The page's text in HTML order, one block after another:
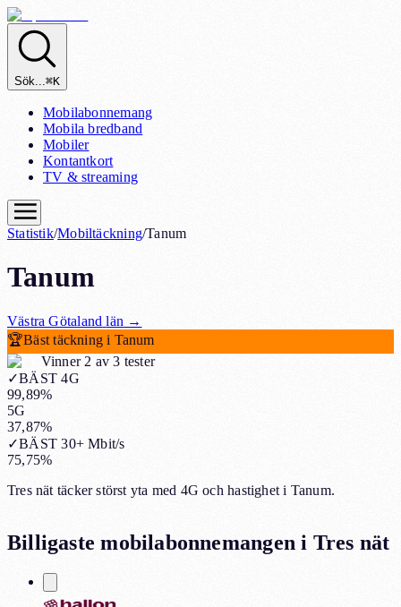
Sök...⌘K
Mobilabonnemang
Mobila bredband
Mobiler
Kontantkort
TV & streaming
Statistik/Mobiltäckning/Tanum
Tanum
Västra Götaland län →
🏆Bäst täckning i Tanum
Vinner 2 av 3 tester
✓BÄST 4G
99,89%
5G
37,87%
✓BÄST 30+ Mbit/s
75,75%
Tres nät täcker störst yta med 4G och hastighet i Tanum.
Billigaste mobilabonnemangen i Tres nät